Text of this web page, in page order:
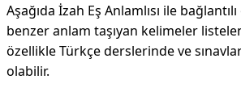
Aşağıda İzah Eş Anlamlısı ile
benzer anlam taşıyan kelimeler
özellikle Türkçe derslerinde ve
olabilir.